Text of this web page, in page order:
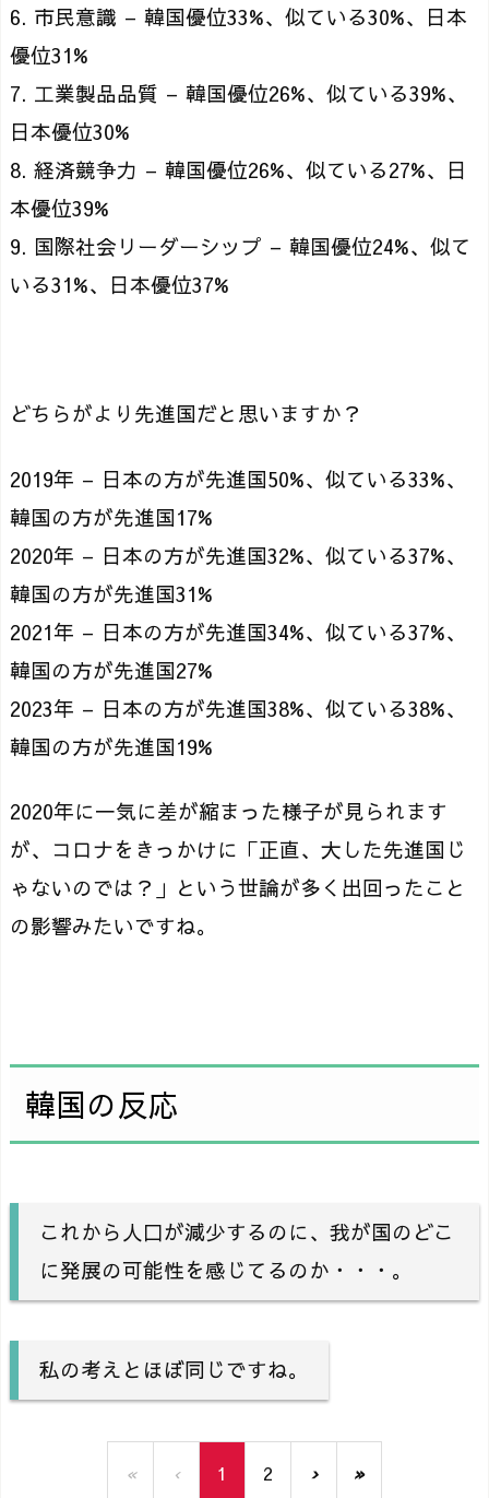
6. 市民意識 – 韓国優位33%、似ている30%、日本
優位31%
7. 工業製品品質 – 韓国優位26%、似ている39%、
日本優位30%
8. 経済競争力 – 韓国優位26%、似ている27%、日
本優位39%
9. 国際社会リーダーシップ – 韓国優位24%、似て
いる31%、日本優位37%
どちらがより先進国だと思いますか？
2019年 – 日本の方が先進国50%、似ている33%、
韓国の方が先進国17%
2020年 – 日本の方が先進国32%、似ている37%、
韓国の方が先進国31%
2021年 – 日本の方が先進国34%、似ている37%、
韓国の方が先進国27%
2023年 – 日本の方が先進国38%、似ている38%、
韓国の方が先進国19%
2020年に一気に差が縮まった様子が見られます
が、コロナをきっかけに「正直、大した先進国じ
ゃないのでは？」という世論が多く出回ったこと
の影響みたいですね。
韓国の反応
これから人口が減少するのに、我が国のどこ
に発展の可能性を感じてるのか・・・。
私の考えとほぼ同じですね。
« ‹ 1 2 › »